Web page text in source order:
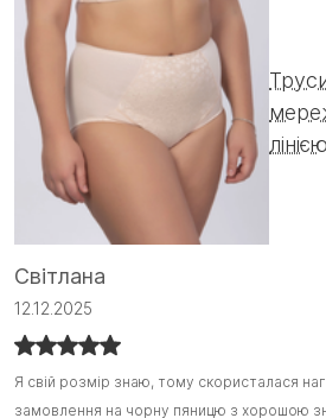
Світлана
12.12.2025
Я свій розмір знаю, тому скористалася
замовлення на чорну пяницю з хорошою
Я свій розмір знаю, тому скористалася
замовлення на чорну пяницю з хорошою